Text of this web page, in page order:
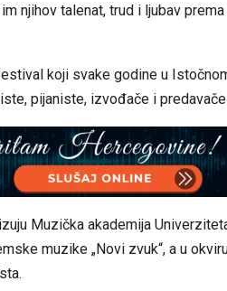
njihov talenat, trud i ljubav
koji svake godine u
pijaniste, izvođače i
Muzička akademija
muzike „Novi zvuk“, a u